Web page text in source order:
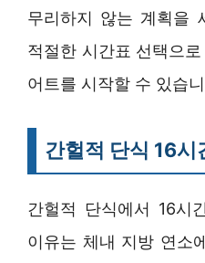
무리하지 않는 계획을
적절한 시간표 선택으
어트를 시작할 수 있습
간헐적 단식 16시
간헐적 단식에서 16시
이유는 체내 지방 연소